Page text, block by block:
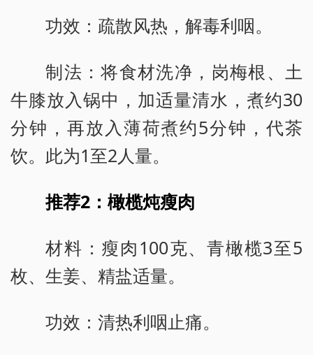
功效：疏散风热，解毒利咽。
制法：将食材洗净，岗梅根、土
牛膝放入锅中，加适量清水，煮约30
分钟，再放入薄荷煮约5分钟，代茶
饮。此为1至2人量。
推荐2：橄榄炖瘦肉
材料：瘦肉100克、青橄榄3至5
枚、生姜、精盐适量。
功效：清热利咽止痛。